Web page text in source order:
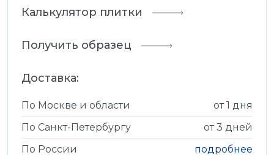
Калькулятор плитки
Получить образец
Доставка:
По Москве и области
от 1 дня
По Санкт-Петербургу
от 3 дней
По России
подробнее